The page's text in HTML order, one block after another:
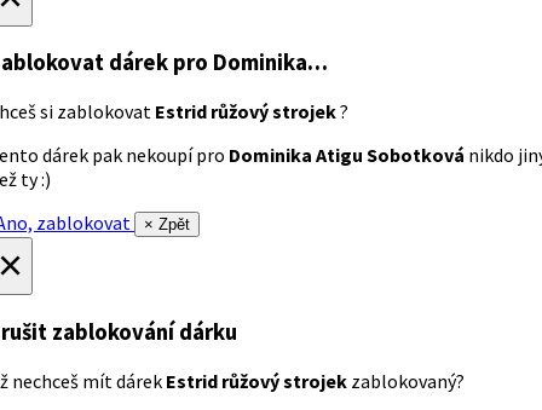
dárek pro Dominika…
si zablokovat Estrid růžový strojek?
dárek pak nekoupí pro Dominika Atigu Sobotková nikdo
ty :)
zablokovat
× Zpět
zablokování dárku
nechceš mít dárek Estrid růžový strojek zablokovaný?